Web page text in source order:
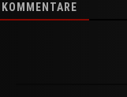
KOMMENTARE